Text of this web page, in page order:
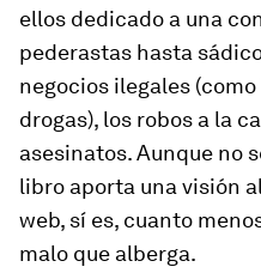
ellos dedicado a una
pederastas hasta
negocios ilegales
drogas), los robos a la
asesinatos. Aunque no
libro aporta una visión
web, sí es, cuanto
malo que alberga.